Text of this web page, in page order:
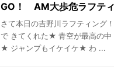
GO！ AM大歩危ラフテ
さて本日の吉野川ラフティング
で きてくれた★ 青空が最高の中
★ ジャンプもイケイケ★ わ ...